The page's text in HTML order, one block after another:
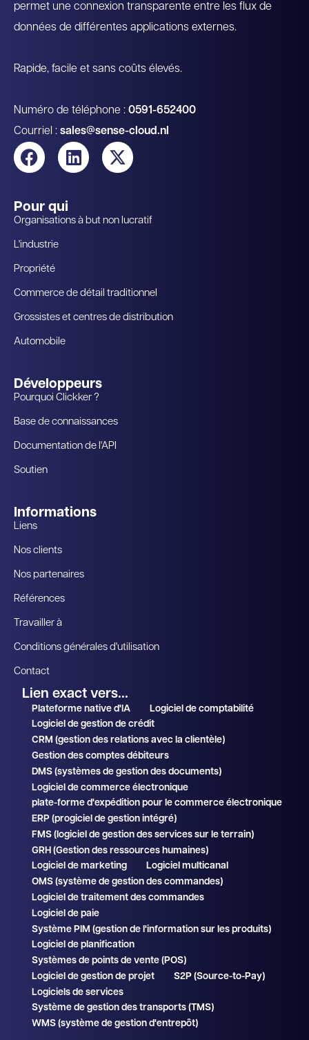
permet une connexion transparente entre les flux de
données de différentes applications externes.
Rapide, facile et sans coûts élevés.
Numéro de téléphone : 0591-652400
Courriel : sales@sense-cloud.nl
Pour qui
Organisations à but non lucratif
L'industrie
Propriété
Commerce de détail traditionnel
Grossistes et centres de distribution
Automobile
Développeurs
Pourquoi Clickker ?
Base de connaissances
Documentation de l'API
Soutien
Informations
Liens
Nos clients
Nos partenaires
Références
Travailler à
Conditions générales d'utilisation
Contact
Lien exact vers...
Plateforme native d'IA
Logiciel de comptabilité
Logiciel de gestion de crédit
CRM (gestion des relations avec la clientèle)
Gestion des comptes débiteurs
DMS (systèmes de gestion des documents)
Logiciel de commerce électronique
plate-forme d'expédition pour le commerce électronique
ERP (progiciel de gestion intégré)
FMS (logiciel de gestion des services sur le terrain)
GRH (Gestion des ressources humaines)
Logiciel de marketing
Logiciel multicanal
OMS (système de gestion des commandes)
Logiciel de traitement des commandes
Logiciel de paie
Système PIM (gestion de l'information sur les produits)
Logiciel de planification
Systèmes de points de vente (POS)
Logiciel de gestion de projet
S2P (Source-to-Pay)
Logiciels de services
Système de gestion des transports (TMS)
WMS (système de gestion d'entrepôt)